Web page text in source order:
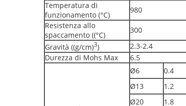
Temperatura di
funzionamento (°C)
980
Resistenza allo
spaccamento ((°C)
300
Gravità ((g/cm)3) 2.3-2.4
Durezza di Mohs Max
6.5
Ø6 0.4
Ø13
1.2
Ø20
1.8